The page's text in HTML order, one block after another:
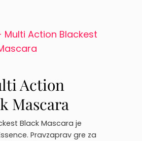
Action
Mascara
Black Mascara je
Pravzaprav gre za